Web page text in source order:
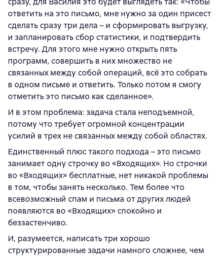
ответить на это письмо, мне нужно за один присест
сделать сразу три дела – и сформировать выгрузку,
и запланировать сбор статистики, и подтвердить
встречу. Для этого мне нужно открыть пять
программ, совершить в них множество не
связанных между собой операций, всё это собрать
в одном письме и ответить. Только потом я смогу
отметить это письмо как сделанное».
И в этом проблема: задача стала неподъемной,
потому что требует огромной концентрации
усилий в трех не связанных между собой областях.
Единственный плюс такого подхода – это письмо
занимает одну строчку во «Входящих». Но строчки
во «Входящих» бесплатные, нет никакой проблемы
в том, чтобы занять несколько. Тем более что
всевозможный спам и письма от других людей
появляются во «Входящих» спокойно и
беззастенчиво.
И, разумеется, написать три хорошо
структурированные задачи намного сложнее, чем